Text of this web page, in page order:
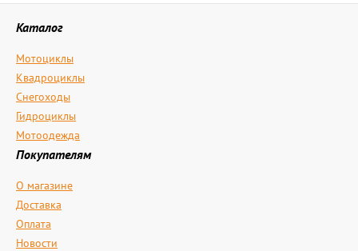
Каталог
Мотоциклы
Квадроциклы
Снегоходы
Гидроциклы
Мотоодежда
Покупателям
О магазине
Доставка
Оплата
Новости